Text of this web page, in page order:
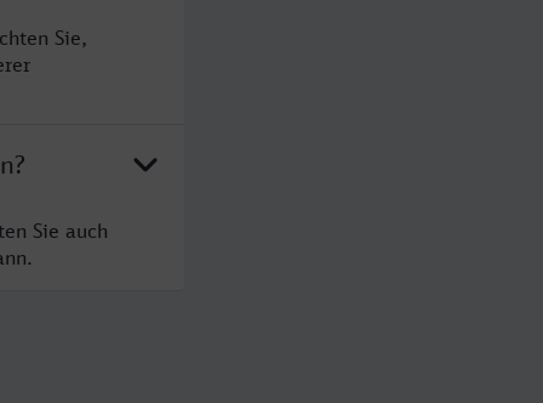
Sie,
Sie auch